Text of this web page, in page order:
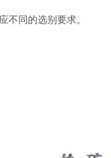
不同的选别要求。